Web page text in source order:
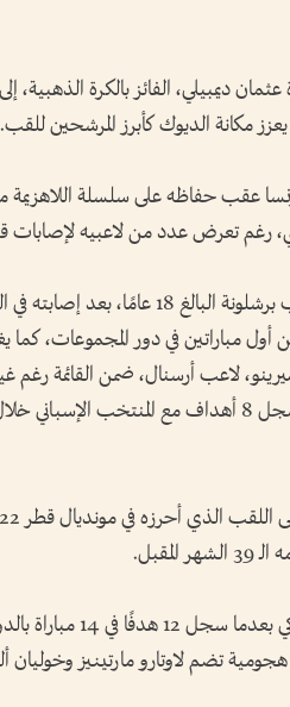
ديمبيلي، الفائز بالكرة الذهبية،
مكانة الديوك كأبرز المرشحين للقب.
عقب حفاظه على سلسلة اللاهزيمة
ويتابع الجهاز الفني الإسباني حالة لامين يامال، لاعب برشلونة البالغ 18
أول مباراتين في دور المجموعات، كما
لاعب أرسنال، ضمن القائمة رغم
وقدم ميسي مستويات قوية مع إنتر ميامي
تضم لاوتارو مارتينيز وخوليان